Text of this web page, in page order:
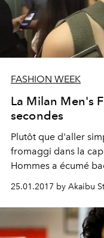
FASHION WEEK
La Milan Men's
secondes
Plutôt que d'aller
fromaggi dans la
Hommes a écumé
vous ramener le
milanaise. Le tout en
25.01.2017 by Akaibu